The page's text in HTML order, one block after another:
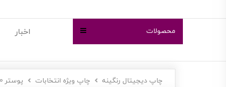
اخبار محصولات
چاپ دیجیتال رنگینه چاپ ویژه انتخابات پوستر 80 گرم a3 یک رو